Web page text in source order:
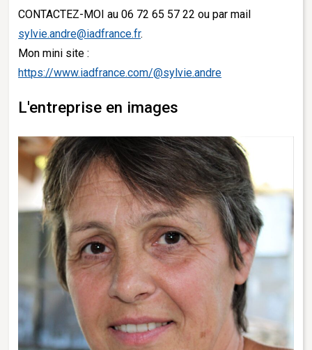
CONTACTEZ-MOI au 06 72 65 57 22 ou par mail
sylvie.andre@iadfrance.fr.
Mon mini site :
https://www.iadfrance.com/@sylvie.andre
L'entreprise en images